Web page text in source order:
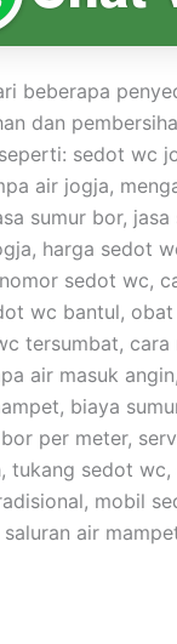
beberapa
dan
sedot wc
air jogja,
sumur bor,
harga sedot
sedot wc,
wc bantul,
tersumbat,
air masuk
biaya
per meter,
tukang sedot
mobil
air